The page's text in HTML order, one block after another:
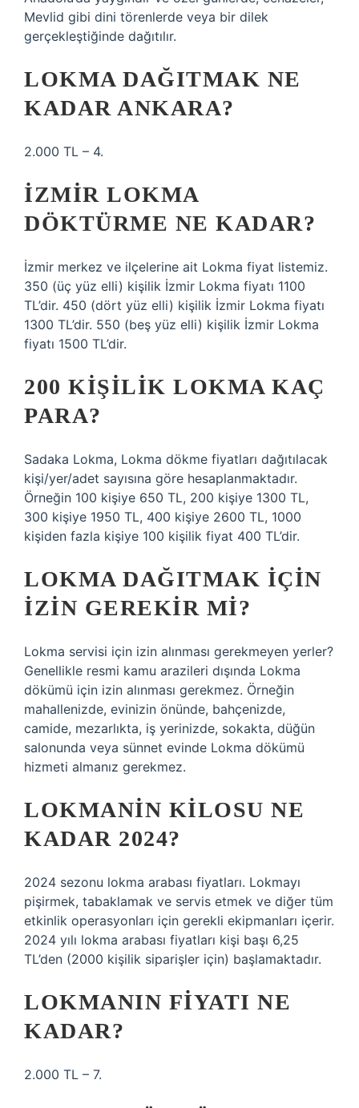
Mevlid gibi dini törenlerde veya bir dilek
gerçekleştiğinde dağıtılır.
LOKMA DAĞITMAK NE
KADAR ANKARA?
2.000 TL – 4.
İZMIR LOKMA
DÖKTÜRME NE KADAR?
İzmir merkez ve ilçelerine ait Lokma fiyat listemiz.
350 (üç yüz elli) kişilik İzmir Lokma fiyatı 1100
TL’dir. 450 (dört yüz elli) kişilik İzmir Lokma fiyatı
1300 TL’dir. 550 (beş yüz elli) kişilik İzmir Lokma
fiyatı 1500 TL’dir.
200 KIŞILIK LOKMA KAÇ
PARA?
Sadaka Lokma, Lokma dökme fiyatları dağıtılacak
kişi/yer/adet sayısına göre hesaplanmaktadır.
Örneğin 100 kişiye 650 TL, 200 kişiye 1300 TL,
300 kişiye 1950 TL, 400 kişiye 2600 TL, 1000
kişiden fazla kişiye 100 kişilik fiyat 400 TL’dir.
LOKMA DAĞITMAK IÇIN
IZIN GEREKIR MI?
Lokma servisi için izin alınması gerekmeyen yerler?
Genellikle resmi kamu arazileri dışında Lokma
dökümü için izin alınması gerekmez. Örneğin
mahallenizde, evinizin önünde, bahçenizde,
camide, mezarlıkta, iş yerinizde, sokakta, düğün
salonunda veya sünnet evinde Lokma dökümü
hizmeti almanız gerekmez.
LOKMANIN KILOSU NE
KADAR 2024?
2024 sezonu lokma arabası fiyatları. Lokmayı
pişirmek, tabaklamak ve servis etmek ve diğer tüm
etkinlik operasyonları için gerekli ekipmanları içerir.
2024 yılı lokma arabası fiyatları kişi başı 6,25
TL’den (2000 kişilik siparişler için) başlamaktadır.
LOKMANIN FIYATI NE
KADAR?
2.000 TL – 7.